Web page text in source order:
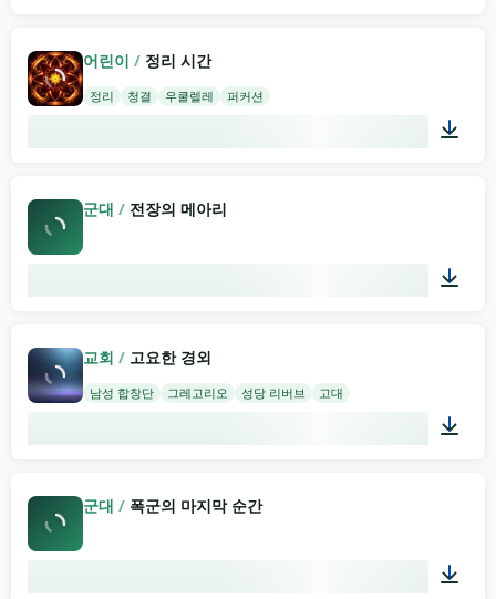
어린이 / 정리 시간
정리 청결 우쿨렐레 퍼커션
군대 / 전장의 메아리
교회 / 고요한 경외
남성 합창단 그레고리오 성당 리버브 고대
군대 / 폭군의 마지막 순간